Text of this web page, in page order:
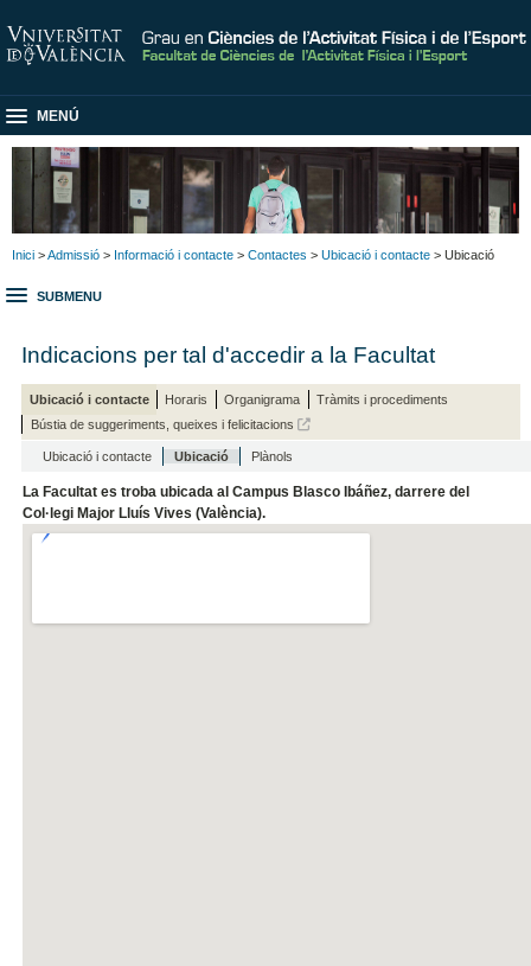
MENÚ
Inici >Admissió > Informació i contacte > Contactes > Ubicació i contacte > Ubicació
SUBMENU
Indicacions per tal d'accedir a la Facultat
Ubicació i contacte Horaris Organigrama
Tràmits i procediments
Bústia de suggeriments, queixes i felicitacions
Ubicació i contacte Ubicació Plànols
La Facultat es troba ubicada al Campus Blasco Ibáñez, darrere del
Col·legi Major Lluís Vives (València).